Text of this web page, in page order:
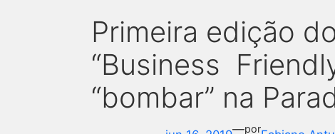
Primeira edição
“Business
“bombar” na
—por